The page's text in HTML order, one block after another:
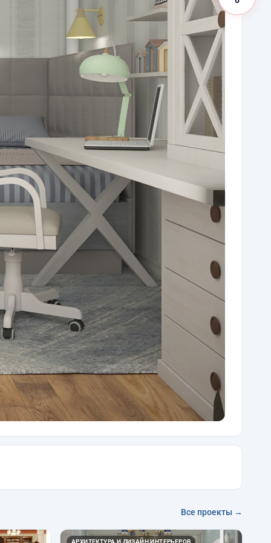
Все проекты →
АРХИТЕКТУРА И ДИЗАЙН ИНТЕРЬЕРОВ